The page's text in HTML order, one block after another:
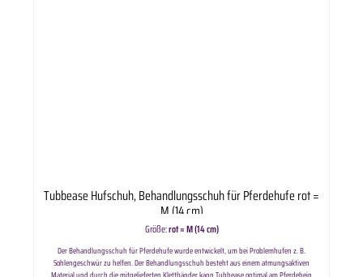
Tubbease Hufschuh, Behandlungsschuh für Pferdehufe rot =
M (14 cm)
Größe:rot = M (14 cm)
Der Behandlungsschuh für Pferdehufe wurde entwickelt, um bei Problemhufen z. B.
Sohlengeschwür zu helfen. Der Behandlungsschuh besteht aus einem atmungsaktiven